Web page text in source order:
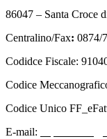
86047 – Santa Croce
Centralino/Fax: 0874/
Codidce Fiscale:
Codice
Codice Unico
E-mail: